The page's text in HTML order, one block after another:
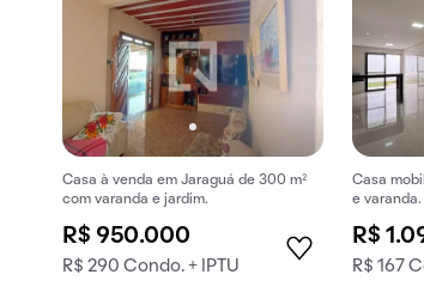
Casa à venda em Jaraguá de 300 m²
com varanda e jardim.
R$ 950.000
R$ 290 Condo. + IPTU
Casa
e
R$
R$ 167